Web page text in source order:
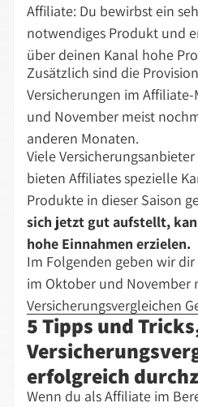
Affiliate: Du bewirbst ein
notwendiges Produkt und
über deinen Kanal hohe
Zusätzlich sind die
Versicherungen im
und November meist
anderen Monaten.
Viele
bieten Affiliates spezielle
Produkte in dieser Saison
sich jetzt gut aufstellt,
hohe Einnahmen erzielen.
Im Folgenden geben wir
im Oktober und November
Versicherungsvergleichen
5 Tipps und
erfolgreich
Wenn du als Affiliate im